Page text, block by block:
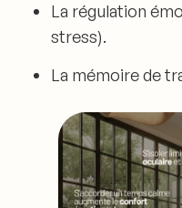
La régulation
stress).
La mémoire de